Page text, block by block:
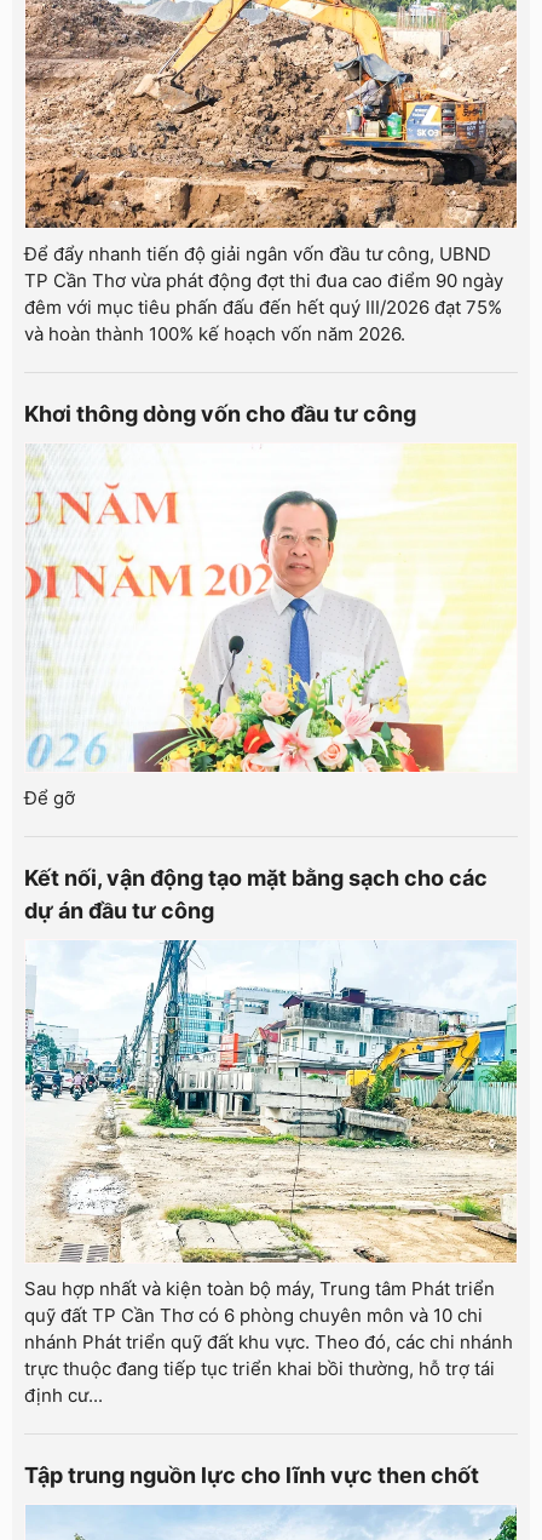
Để đẩy nhanh tiến độ giải ngân vốn đầu tư công, UBND
TP Cần Thơ vừa phát động đợt thi đua cao điểm 90 ngày
đêm với mục tiêu phấn đấu đến hết quý III/2026 đạt 75%
và hoàn thành 100% kế hoạch vốn năm 2026.
Khơi thông dòng vốn cho đầu tư công
Để gỡ
Kết nối, vận động tạo mặt bằng sạch cho các
dự án đầu tư công
Sau hợp nhất và kiện toàn bộ máy, Trung tâm Phát triển
quỹ đất TP Cần Thơ có 6 phòng chuyên môn và 10 chi
nhánh Phát triển quỹ đất khu vực. Theo đó, các chi nhánh
trực thuộc đang tiếp tục triển khai bồi thường, hỗ trợ tái
định cư...
Tập trung nguồn lực cho lĩnh vực then chốt